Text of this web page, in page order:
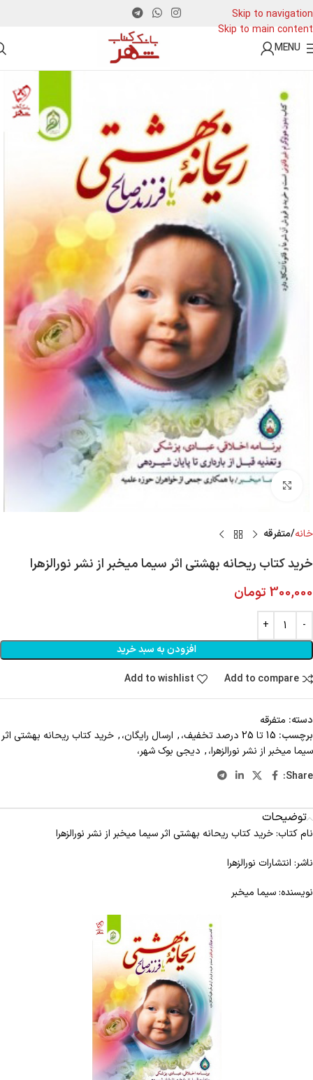
Skip to navigation
Skip to main content
MENU
Click to enlarge
خانه متفرقه
خرید کتاب ریحانه بهشتی اثر سیما میخبر از نشر نورالزهرا
300,000 تومان
افزودن به سبد خرید
Add to compare
Add to wishlist
دسته: متفرقه
برچسب: 15 تا 25 درصد تخفیف، , ارسال رایگان،, خرید کتاب ریحانه بهشتی اثر
سیما میخبر از نشر نورالزهرا،, دیجی بوک شهر،
Share:
توضیحات
نام کتاب: خرید کتاب ریحانه بهشتی اثر سیما میخبر از نشر نورالزهرا
ناشر: انتشارات نورالزهرا
نویسنده: سیما میخبر